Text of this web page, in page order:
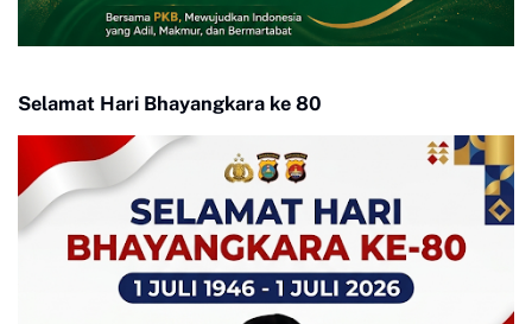
Selamat Hari Bhayangkara ke 80